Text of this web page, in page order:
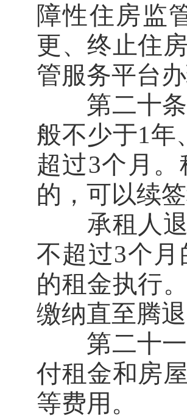
障性住房监
更、终止住
管服务平台
第二十条
般不少于1年
超过3个月
的，可以续
承租人退
不超过3个
的租金执行
缴纳直至腾退
第二十一
付租金和房
等费用。